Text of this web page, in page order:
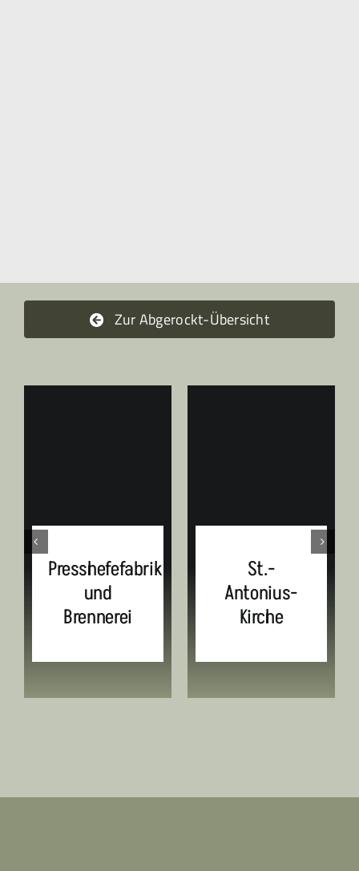
Zur Abgerockt-Übersicht
Presshefefabrik
und
Brennerei
St.-
Antonius-
Kirche